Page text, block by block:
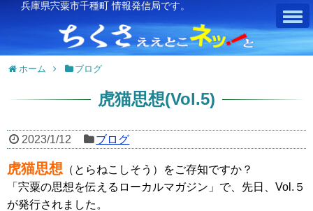
兵庫県宍粟市千種町 情報発信局です。
ホーム ブログ
虎猫思想(Vol.5)
2023/1/12 ブログ
虎猫思想 （とらねこしそう）をご存知ですか？
「宍粟の思想を伝えるローカルマガジン」で、先日、Vol.５
が発行されました。